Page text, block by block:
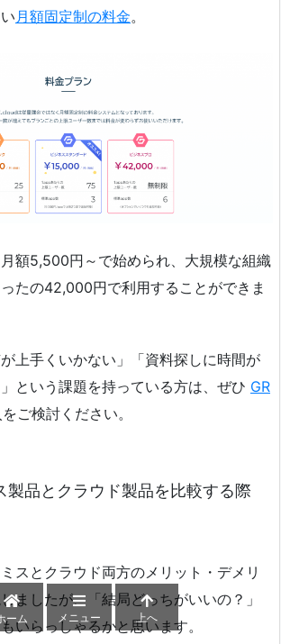
月額固定制の料金。
額5,500円～で始められ、大規模な組織
たの42,000円で利用することができま
が上手くいかない」「資料探しに時間が
という課題を持っている方は、ぜひ GR
ご検討ください。
製品とクラウド製品を比較する際
スとクラウド両方のメリット・デメリ
ましたが、「結局どっちがいいの？」
いらっしゃるかと思います。
ーム メニュー 上へ